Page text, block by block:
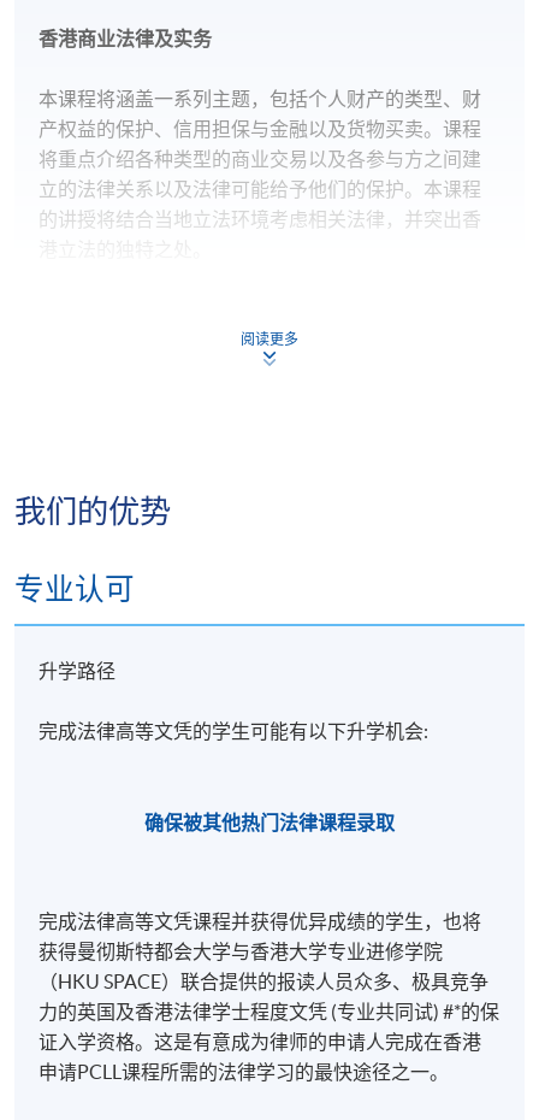
香港商业法律及实务
本课程将涵盖一系列主题，包括个人财产的类型、财
产权益的保护、信用担保与金融以及货物买卖。课程
将重点介绍各种类型的商业交易以及各参与方之间建
立的法律关系以及法律可能给予他们的保护。本课程
的讲授将结合当地立法环境考虑相关法律，并突出香
2450-1374AW
October 21, 2026
October 28, 2026
October 30, 2026
November 4, 2026
November 6, 2026
November 11, 2026
November 13, 2026
December 9, 2026
December 16, 2026
December 18, 2026
December 23, 2026
January 6, 2027
January 8, 2027
January 13, 2027
阅读更多
我们的优势
专业认可
升学路径
完成法律高等文凭的学生可能有以下升学机会:
确保被其他热门法律课程录取
完成法律高等文凭课程并获得优异成绩的学生，也将
获得曼彻斯特都会大学与香港大学专业进修学院
（HKU SPACE）联合提供的报读人员众多、极具竞争
力的英国及香港法律学士程度文凭 (专业共同试) #*的保
证入学资格。这是有意成为律师的申请人完成在香港
申请PCLL课程所需的法律学习的最快途径之一。